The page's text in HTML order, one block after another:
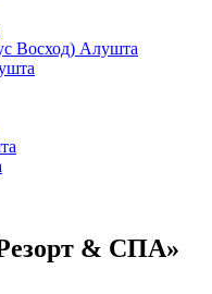
Восход) Алушта
& СПА»